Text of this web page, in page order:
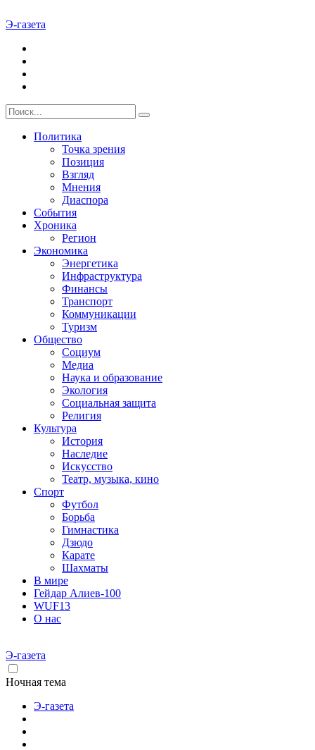
Э-газета
Политика
Точка зрения
Позиция
Взгляд
Мнения
Диаспора
События
Хроника
Регион
Экономика
Энергетика
Инфраструктура
Финансы
Транспорт
Коммуникации
Туризм
Общество
Социум
Медиа
Наука и образование
Экология
Социальная защита
Религия
Культура
История
Наследие
Искусство
Театр, музыка, кино
Спорт
Футбол
Борьба
Гимнастика
Дзюдо
Карате
Шахматы
В мире
Гейдар Алиев-100
WUF13
О нас
Э-газета
Ночная тема
Э-газета